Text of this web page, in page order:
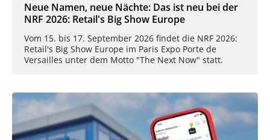
Neue Namen, neue Nächte: Das ist neu bei der
NRF 2026: Retail's Big Show Europe
Vom 15. bis 17. September 2026 findet die NRF 2026:
Retail's Big Show Europe im Paris Expo Porte de
Versailles unter dem Motto "The Next Now" statt.